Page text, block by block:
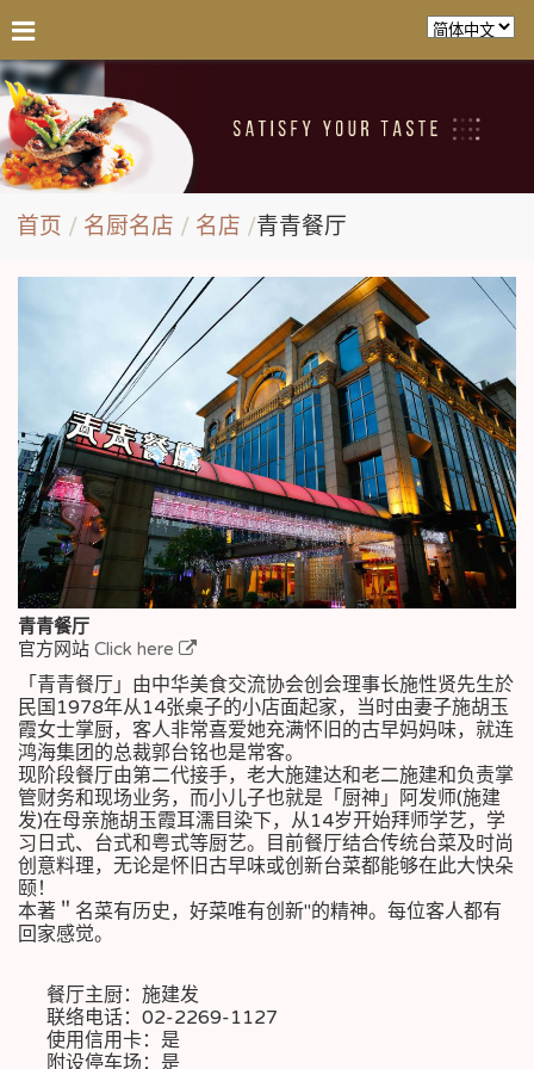
首页 名厨名店 名店 青青餐厅
青青餐厅
官方网站 Click here
「青青餐厅」由中华美食交流协会创会理事长施性贤先生於
民国1978年从14张桌子的小店面起家，当时由妻子施胡玉
霞女士掌厨，客人非常喜爱她充满怀旧的古早妈妈味，就连
鸿海集团的总裁郭台铭也是常客。
现阶段餐厅由第二代接手，老大施建达和老二施建和负责掌
管财务和现场业务，而小儿子也就是「厨神」阿发师(施建
发)在母亲施胡玉霞耳濡目染下，从14岁开始拜师学艺，学
习日式、台式和粤式等厨艺。目前餐厅结合传统台菜及时尚
创意料理，无论是怀旧古早味或创新台菜都能够在此大快朵
颐！
本著＂名菜有历史，好菜唯有创新″的精神。每位客人都有
回家感觉。
餐厅主厨：施建发
联络电话：02-2269-1127
使用信用卡：是
附设停车场：是